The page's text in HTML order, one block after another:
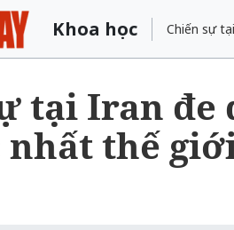
Khoa học Chiến sự
tại Iran đe
nhất thế